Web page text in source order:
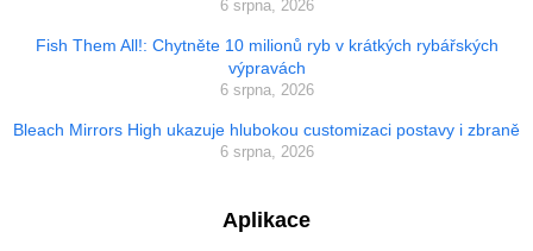
6 srpna, 2026
Fish Them All!: Chytněte 10 milionů ryb v krátkých rybářských
výpravách
6 srpna, 2026
Bleach Mirrors High ukazuje hlubokou customizaci postavy i zbraně
6 srpna, 2026
Aplikace